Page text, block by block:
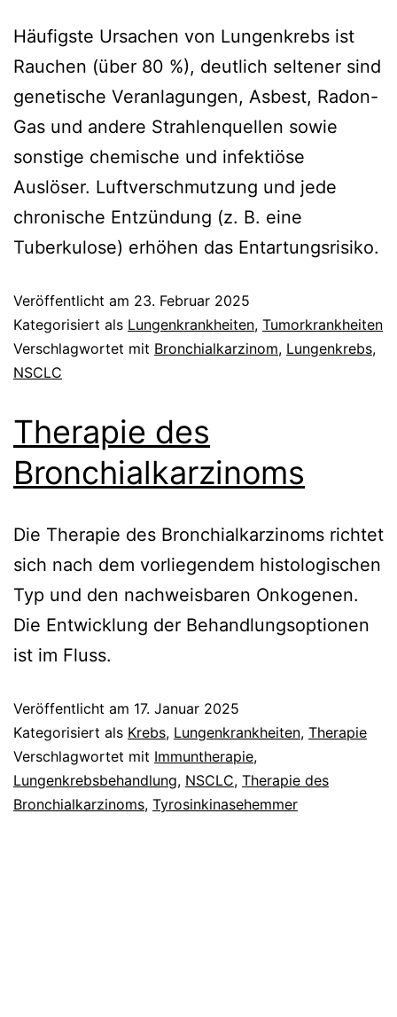
Häufigste Ursachen von Lungenkrebs ist
Rauchen (über 80 %), deutlich seltener sind
genetische Veranlagungen, Asbest, Radon-
Gas und andere Strahlenquellen sowie
sonstige chemische und infektiöse
Auslöser. Luftverschmutzung und jede
chronische Entzündung (z. B. eine
Tuberkulose) erhöhen das Entartungsrisiko.
Veröffentlicht am 23. Februar 2025
Kategorisiert als Lungenkrankheiten, Tumorkrankheiten
Verschlagwortet mit Bronchialkarzinom, Lungenkrebs,
NSCLC
Therapie des
Bronchialkarzinoms
Die Therapie des Bronchialkarzinoms richtet
sich nach dem vorliegendem histologischen
Typ und den nachweisbaren Onkogenen.
Die Entwicklung der Behandlungsoptionen
ist im Fluss.
Veröffentlicht am 17. Januar 2025
Kategorisiert als Krebs, Lungenkrankheiten, Therapie
Verschlagwortet mit Immuntherapie,
Lungenkrebsbehandlung, NSCLC, Therapie des
Bronchialkarzinoms, Tyrosinkinasehemmer